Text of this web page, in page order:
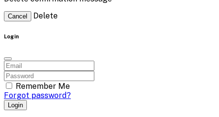
Cancel Delete
Login
Remember Me
Forgot password?
Login